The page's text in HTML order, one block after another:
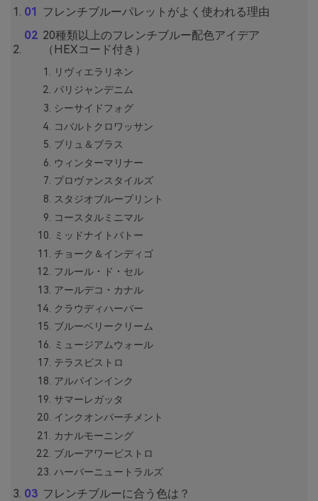
フレンチブルーパレットがよく使われる理由
20種類以上のフレンチブルー配色アイデア
（HEXコード付き）
リヴィエラリネン
パリジャンデニム
シーサイドフォグ
コバルトクロワッサン
ブリュ＆ブラス
ウィンターマリナー
プロヴァンスタイルズ
スタジオブループリント
コースタルミニマル
ミッドナイトバトー
チョーク＆インディゴ
フルール・ド・セル
アールデコ・カナル
クラウディハーバー
ブルーベリークリーム
ミュージアムウォール
テラスビストロ
アルパインインク
サマーレガッタ
インクオンパーチメント
カナルモーニング
ブルーアワービストロ
ハーバーニュートラルズ
フレンチブルーに合う色は？